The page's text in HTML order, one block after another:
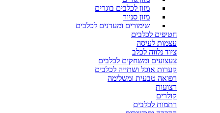
מזון לכלבים בוגרים
מזון סניור
שימורים ומעדנים לכלבים
חטיפים לכלבים
עצמות לעיסה
ציוד נלווה לכלב
צעצועים ומשחקים לכלבים
קערות אוכל ושתייה לכלבים
רפואה טבעית ומשלימה
רצועות
קולרים
רתמות לכלבים